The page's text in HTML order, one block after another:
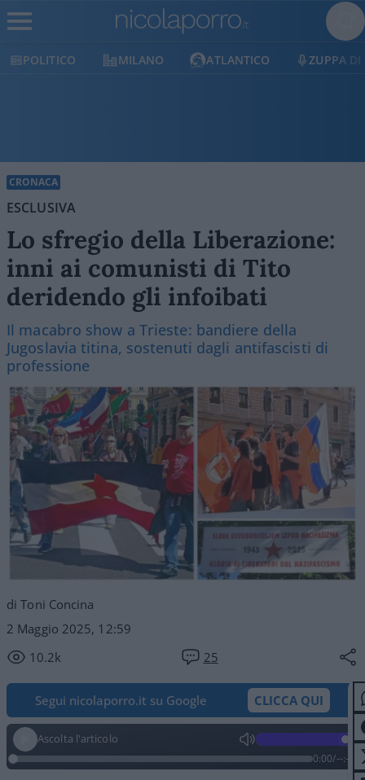
MILANO ATLANTICO ZUPPA DI PORRO
CRONACA
ESCLUSIVA
Lo sfregio della Liberazione:
inni ai comunisti di Tito
deridendo gli infoibati
Il macabro show a Trieste: bandiere della
Jugoslavia titina, sostenuti dagli antifascisti di
professione
di Toni Concina
2 Maggio 2025, 12:59
10.2k
25
Segui nicolaporro.it su Google CLICCA QUI
Ascolta l'articolo
0:00/--:--